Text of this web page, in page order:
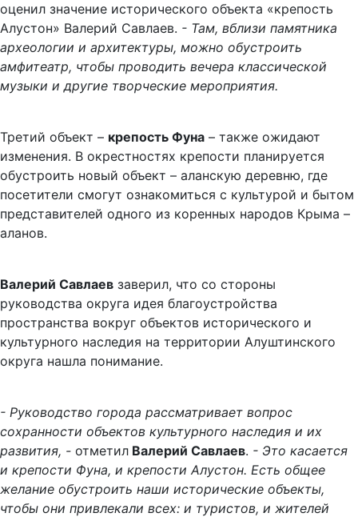
оценил значение исторического объекта «крепость
Алустон» Валерий Савлаев. - Там, вблизи памятника
археологии и архитектуры, можно обустроить
амфитеатр, чтобы проводить вечера классической
музыки и другие творческие мероприятия.
Третий объект – крепость Фуна – также ожидают
изменения. В окрестностях крепости планируется
обустроить новый объект – аланскую деревню, где
посетители смогут ознакомиться с культурой и бытом
представителей одного из коренных народов Крыма –
аланов.
Валерий Савлаев заверил, что со стороны
руководства округа идея благоустройства
пространства вокруг объектов исторического и
культурного наследия на территории Алуштинского
округа нашла понимание.
- Руководство города рассматривает вопрос
сохранности объектов культурного наследия и их
развития, - отметил Валерий Савлаев. - Это касается
и крепости Фуна, и крепости Алустон. Есть общее
желание обустроить наши исторические объекты,
чтобы они привлекали всех: и туристов, и жителей